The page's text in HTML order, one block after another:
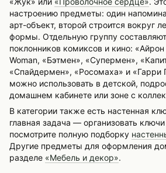
настроению предметы: один
арт-объект, второй строится вокруг
формы. Отдельную группу
поклонников комиксов и кино:
Woman, «Бэтмен», «Супермен»,
«Спайдермен», «Росомаха» и «Гарри
можно использовать в детской,
домашнем кабинете или зоне с
В категории также есть настенная
главная задача — организовать
посмотрите полную подборку
Другие предметы для оформления
разделе «Мебель и декор».